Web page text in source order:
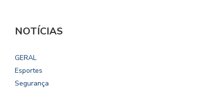
NOTÍCIAS
GERAL
Esportes
Segurança